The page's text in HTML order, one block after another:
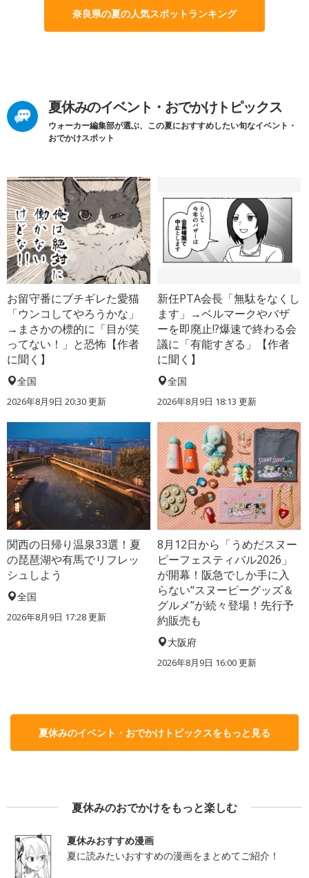
奈良県の夏の人気スポットランキング
夏休みのイベント・おでかけトピックス
ウォーカー編集部が選ぶ、この夏におすすめしたい旬なイベント・
おでかけスポット
お留守番にブチギレた愛猫
「ウンコしてやろうかな」
→まさかの標的に「目が笑
ってない！」と恐怖【作者
に聞く】
全国
2026年8月9日 20:30更新
新任PTA会長「無駄をなくし
ます」→ベルマークやバザ
ーを即廃止!?爆速で終わる会
議に「有能すぎる」【作者
に聞く】
全国
2026年8月9日 18:13 更新
関西の日帰り温泉33選！夏
の琵琶湖や有馬でリフレッ
シュしよう
全国
2026年8月9日 17:28更新
8月12日から「うめだスヌー
ピーフェスティバル2026」
が開幕！阪急でしか手に入
らない“スヌーピーグッズ＆
グルメ”が続々登場！先行予
約販売も
大阪府
2026年8月9日 16:00更新
夏休みのイベント・おでかけトピックスをもっと見る
夏休みのおでかけをもっと楽しむ
夏休みおすすめ漫画
夏に読みたいおすすめの漫画をまとめてご紹介！